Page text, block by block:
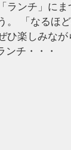
ランチ」に
。 「なるほ
ひ楽しみな
チ・・・